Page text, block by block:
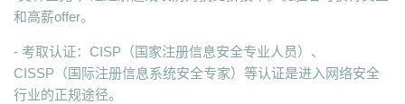
和高薪offer。
- 考取认证：CISP（国家注册信息安全专业人员）、
CISSP（国际注册信息系统安全专家）等认证是进入网络安全
行业的正规途径。